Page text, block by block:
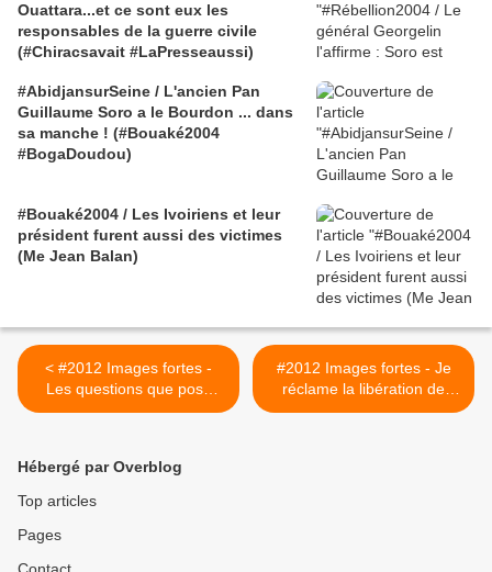
Ouattara...et ce sont eux les
responsables de la guerre civile
(#Chiracsavait #LaPresseaussi)
#AbidjansurSeine / L'ancien Pan
Guillaume Soro a le Bourdon ... dans
sa manche ! (#Bouaké2004
#BogaDoudou)
#Bouaké2004 / Les Ivoiriens et leur
président furent aussi des victimes
(Me Jean Balan)
< #2012 Images fortes -
Les questions que pose
"On a gagné les
#2012 Images fortes - Je
réclame la libération de
Simone Gbagbo (5) -
Hébergé par Overblog
Top articles
Pages